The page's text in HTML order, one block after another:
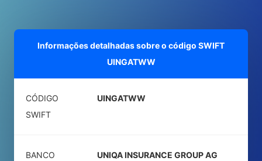
Informações detalhadas sobre o código SWIFT
UINGATWW
CÓDIGO
SWIFT
UINGATWW
BANCO UNIQA INSURANCE GROUP AG